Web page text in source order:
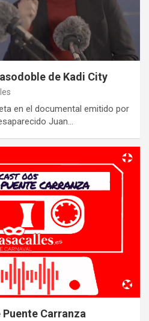
de Kadi City
en el documental emitido por
Juan…
Carranza